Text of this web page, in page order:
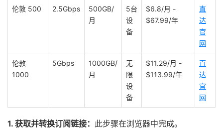
伦敦 500 2.5Gbps
500GB/
月
5台
设
备
$6.8/月 -
$67.99/年
直
达
官
网
伦敦
1000
5Gbps
1000GB/
月
无
限
设
备
$11.29/月 -
$113.99/年
直
达
官
网
1. 获取并转换订阅链接： 此步骤在浏览器中完成。